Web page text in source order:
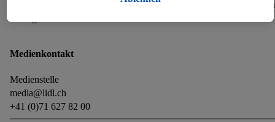
Kundinnen und Kunden sowie Mitarbeitenden als
Medienkontakt
Medienstelle
media@lidl.ch
+41 (0)71 627 82 00
notwendiger Techniken zulassen. Durch einen Klick auf
Speicherdauer der Daten und zu deinem Recht, deine
Einwilligung jederzeit mit Wirkung für die Zukunft zu